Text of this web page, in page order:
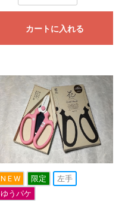
カートに入れる
N E W 限定
左手
ゆうパケ